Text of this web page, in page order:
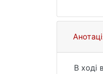
В ході